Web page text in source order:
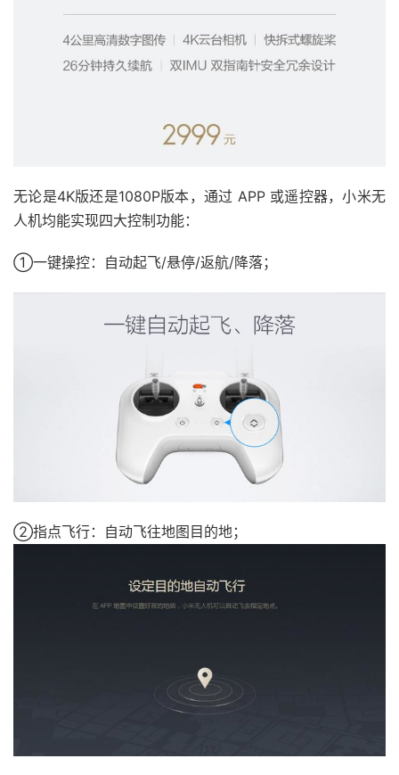
无论是4K版还是1080P版本，通过 APP 或遥控器，小米无
人机均能实现四大控制功能：
①一键操控：自动起飞/悬停/返航/降落；
②指点飞行：自动飞往地图目的地；